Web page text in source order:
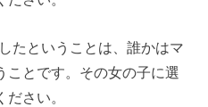
たということは、誰かはマ
ことです。その女の子に選
さい。